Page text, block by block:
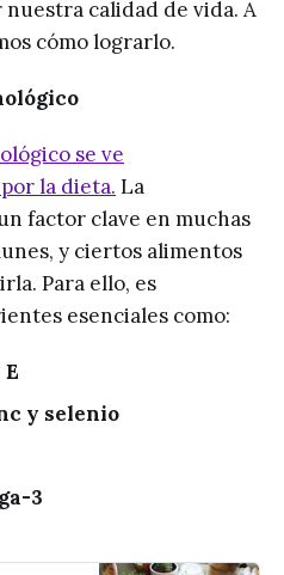
calidad de vida. A
cómo lograrlo.
se ve
la dieta. La
factor clave en muchas
y ciertos alimentos
Para ello, es
esenciales como:
y selenio
3